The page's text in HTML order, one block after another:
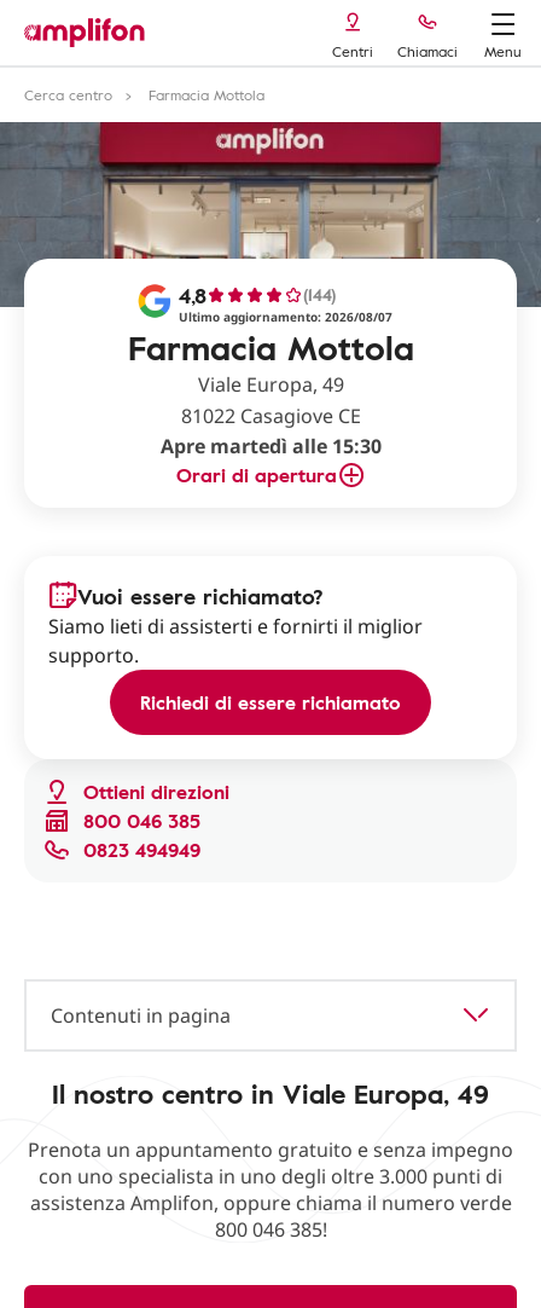
Centri Chiamaci
Menu
Cerca centro
Farmacia Mottola
Farmacia Mottola
4,8 (144)
Ultimo aggiornamento: 2026/08/07
Viale Europa, 49
81022 Casagiove CE
Apre martedì alle 15:30
Orari di apertura
Ottieni direzioni
800 046 385
0823 494949
Vuoi essere richiamato?
Siamo lieti di assisterti e fornirti il miglior
supporto.
Richiedi di essere richiamato
Contenuti in pagina
Il nostro centro in Viale Europa, 49
Prenota un appuntamento gratuito e senza impegno
con uno specialista in uno degli oltre 3.000 punti di
assistenza Amplifon, oppure chiama il numero verde
800 046 385!